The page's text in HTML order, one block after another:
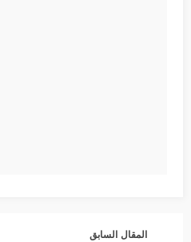
المقال السابق